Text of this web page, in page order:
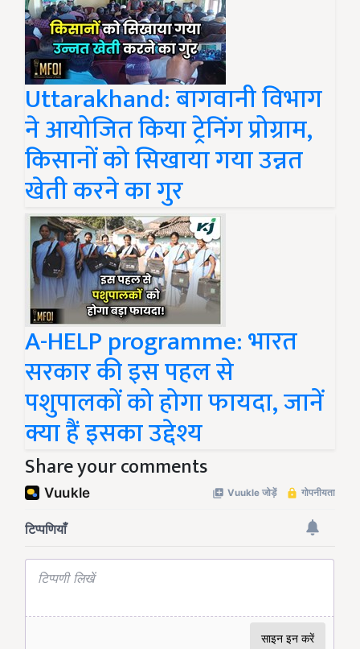
Uttarakhand: बागवानी विभाग
ने आयोजित किया ट्रेनिंग प्रोग्राम,
किसानों को सिखाया गया उन्नत
खेती करने का गुर
A-HELP programme: भारत
सरकार की इस पहल से
पशुपालकों को होगा फायदा, जानें
क्या हैं इसका उद्देश्य
Share your comments